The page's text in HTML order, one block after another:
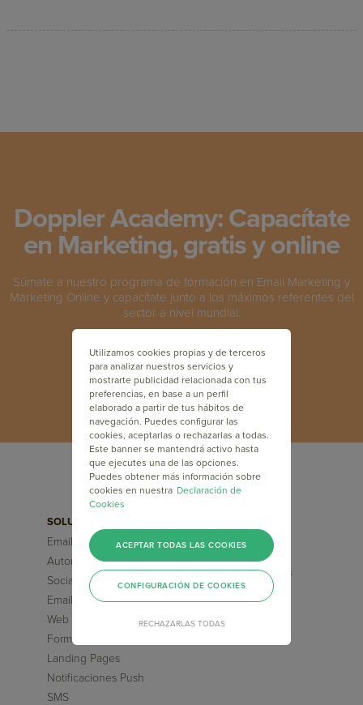
Doppler Academy: Capacítate
en Marketing, gratis y online
Súmate a nuestro programa de formación en Email Marketing y
Marketing Online y capacítate junto a los máximos referentes del
sector a nivel mundial.
INSCRÍBETE GRATIS
SOLUCIONES
Email Marketing
Automation Marketing
Social Media ChatBot
Email Transaccional
Web Chatbot
Formularios
Landing Pages
Notificaciones Push
SMS
Segmentaciones
Flujos pre-diseñados
Inteligencia Artificial
Utilizamos cookies propias y de terceros
para analizar nuestros servicios y
mostrarte publicidad relacionada con tus
preferencias, en base a un perfil
elaborado a partir de tus hábitos de
navegación. Puedes configurar las
cookies, aceptarlas o rechazarlas a todas.
Este banner se mantendrá activo hasta
que ejecutes una de las opciones.
Puedes obtener más información sobre
cookies en nuestra Declaración de
Cookies
RECHAZARLAS TODAS
ACEPTAR TODAS LAS COOKIES
CONFIGURACIÓN DE COOKIES